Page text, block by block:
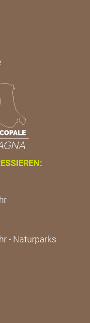
- Naturparks
Emilia-Romagna
Emilia-
Cammini Emilia-
von Cammini